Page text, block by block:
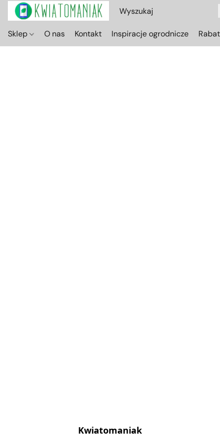
Sklep O nas Kontakt Inspiracje ogrodnicze
Kwiatomaniak